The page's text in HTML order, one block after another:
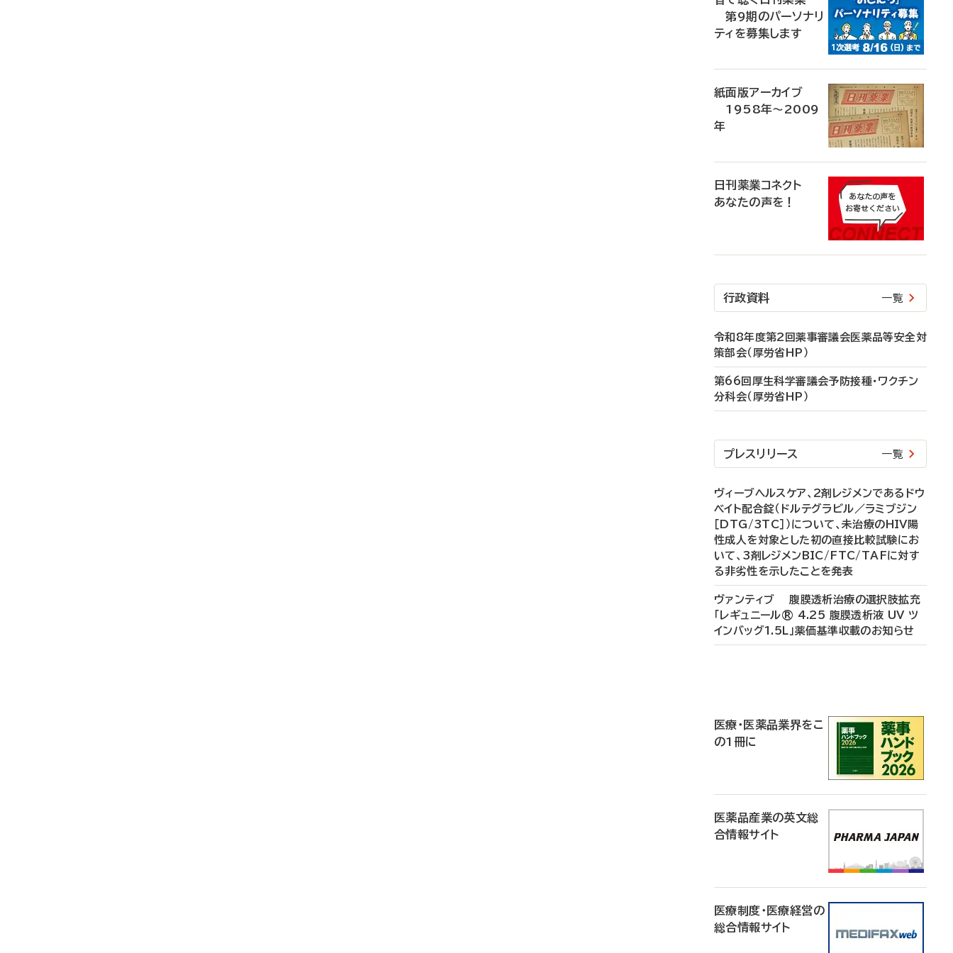
第9期のパーソナリ
ティを募集します
紙面版アーカイブ
1958年～2009
年
日刊薬業コネクト
あなたの声を！
行政資料 一覧
令和8年度第2回薬事審議会医薬品等安全対
策部会（厚労省HP）
第66回厚生科学審議会予防接種・ワクチン
分科会（厚労省HP）
プレスリリース 一覧
ヴィーブヘルスケア、2剤レジメンであるドウ
ベイト配合錠（ドルテグラビル／ラミブジン
［DTG/3TC］）について、未治療のHIV陽
性成人を対象とした初の直接比較試験にお
いて、3剤レジメンBIC/FTC/TAFに対す
る非劣性を示したことを発表
ヴァンティブ 腹膜透析治療の選択肢拡充
「レギュニール® 4.25 腹膜透析液 UV ツ
インバッグ1.5L」薬価基準収載のお知らせ
医療・医薬品業界をこ
の1冊に
医薬品産業の英文総
合情報サイト
医療制度・医療経営の
総合情報サイト